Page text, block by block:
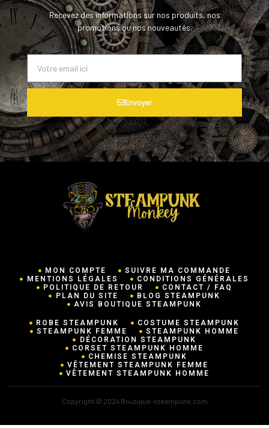
Recevez des informations sur nos produits, nos
promotions ou nos nouveautés.
Envoyer
MON COMPTE SUIVRE MA COMMANDE
MENTIONS LÉGALES CONDITIONS GÉNÉRALES
POLITIQUE DE RETOUR CONTACT / FAQ
PLAN DU SITE BLOG STEAMPUNK
AVIS BOUTIQUE STEAMPUNK
ROBE STEAMPUNK
COSTUME STEAMPUNK
STEAMPUNK FEMME STEAMPUNK HOMME
DÉCORATION STEAMPUNK
CORSET STEAMPUNK HOMME
CHEMISE STEAMPUNK
VÊTEMENT STEAMPUNK FEMME
VÊTEMENT STEAMPUNK HOMME
Copyright © 2024 Boutique-steampunk.com